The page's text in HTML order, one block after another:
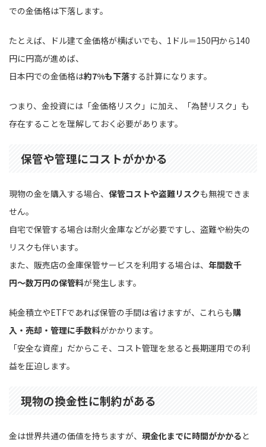
での金価格は下落します。
たとえば、ドル建て金価格が横ばいでも、1ドル＝150円から140
円に円高が進めば、
日本円での金価格は約7%も下落する計算になります。
つまり、金投資には「金価格リスク」に加え、「為替リスク」も
存在することを理解しておく必要があります。
保管や管理にコストがかかる
現物の金を購入する場合、 保管コストや盗難リスクも無視できま
せん。
自宅で保管する場合は耐火金庫などが必要ですし、盗難や紛失の
リスクも伴います。
また、販売店の金庫保管サービスを利用する場合は、 年間数千
円〜数万円の保管料が発生します。
純金積立やETFであれば保管の手間は省けますが、これらも購
入・売却・管理に手数料がかかります。
「安全な資産」だからこそ、コスト管理を怠ると長期運用での利
益を圧迫します。
現物の換金性に制約がある
金は世界共通の価値を持ちますが、 現金化までに時間がかかると